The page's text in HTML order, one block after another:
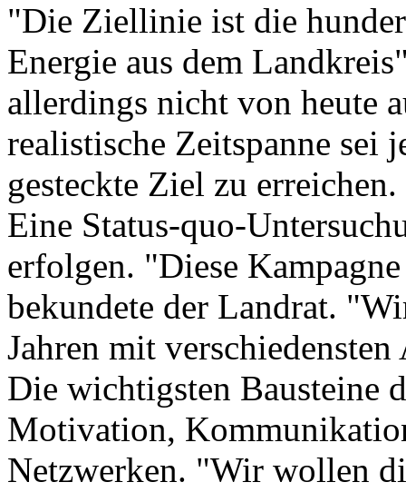
"Die Ziellinie ist die
Energie aus dem
allerdings nicht von heute
realistische Zeitspanne sei
gesteckte Ziel zu erreichen.
Eine Status-quo-
erfolgen. "Diese
bekundete der Landrat.
Jahren mit
Die wichtigsten Bausteine
Motivation,
Netzwerken. "Wir wollen